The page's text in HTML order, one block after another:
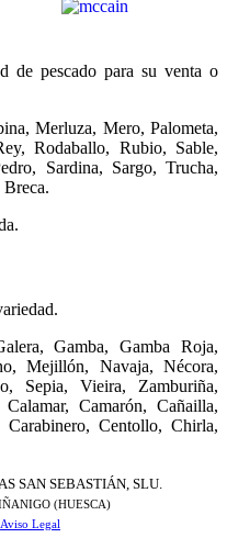
de pescado para su venta o
Merluza, Mero, Palometa,
Rodaballo, Rubio, Sable,
Sardina, Sargo, Trucha,
Gamba, Gamba Roja,
Mejillón, Navaja, Nécora,
Sepia, Vieira, Zamburiña,
Camarón, Cañailla,
Centollo, Chirla,
SAN SEBASTIÁN, SLU.
(HUESCA)
Aviso Legal